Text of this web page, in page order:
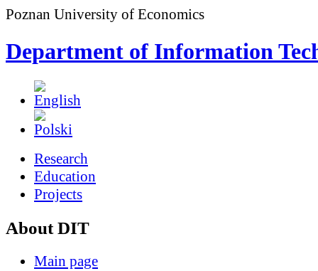
Poznan University of Economics
Department of Information
Research
Education
Projects
About DIT
Main page